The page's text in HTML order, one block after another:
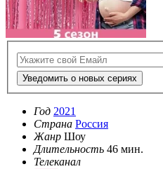
Уведомить о новых сериях
Год 2021
Страна Россия
Жанр Шоу
Длительность 46 мин.
Телеканал